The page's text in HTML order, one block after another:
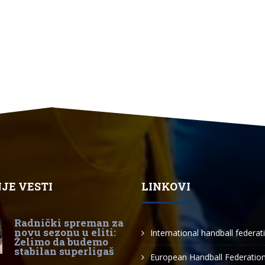
VESTI
Radnički spreman za
novu sezonu u eliti:
Želimo da budemo
stabilan superligaš
LINKOVI
International handball
European Handball